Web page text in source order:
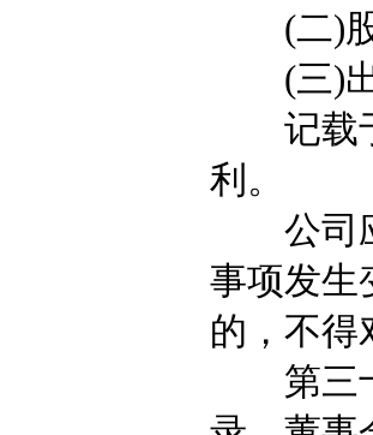
(二)股
(三)出
记载于
利。
公司应
事项发生
的，不得
第三十